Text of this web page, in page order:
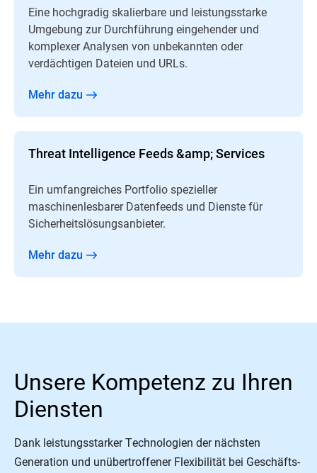
Eine hochgradig skalierbare und leistungsstarke
Umgebung zur Durchführung eingehender und
komplexer Analysen von unbekannten oder
verdächtigen Dateien und URLs.
Mehr dazu
Threat Intelligence Feeds &amp; Services
Ein umfangreiches Portfolio spezieller
maschinenlesbarer Datenfeeds und Dienste für
Sicherheitslösungsanbieter.
Mehr dazu
Unsere Kompetenz zu Ihren
Diensten
Dank leistungsstarker Technologien der nächsten
Generation und unübertroffener Flexibilität bei Geschäfts-